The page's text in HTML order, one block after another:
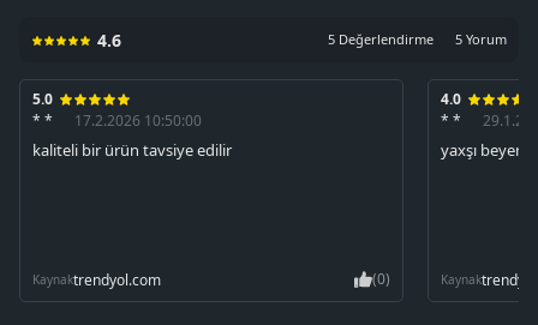
4.6 5 Değerlendirme 5 Yorum
5.0
* *
17.2.2026 10:50:00
kaliteli bir ürün tavsiye edilir
Kaynaktrendyol.com (0)
4.0
* *
yaxşı
Kaynak